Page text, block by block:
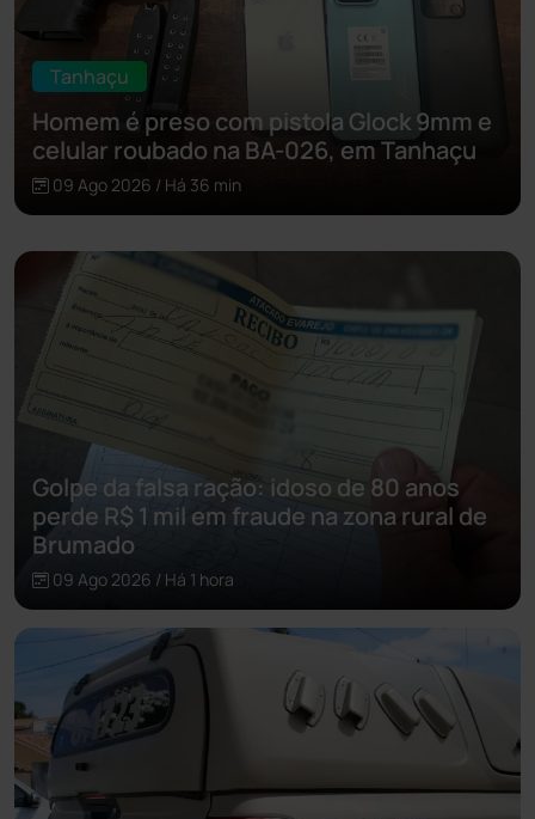
Tanhaçu
Homem é preso com pistola Glock 9mm e
celular roubado na BA-026, em Tanhaçu
09 Ago 2026 / Há 36 min
Golpe da falsa ração: idoso de 80 anos
perde R$ 1 mil em fraude na zona rural de
Brumado
09 Ago 2026 / Há 1 hora